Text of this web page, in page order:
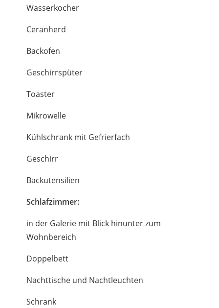
Wasserkocher
Ceranherd
Backofen
Geschirrspüter
Toaster
Mikrowelle
Kühlschrank mit Gefrierfach
Geschirr
Backutensilien
Schlafzimmer:
in der Galerie mit Blick hinunter zum
Wohnbereich
Doppelbett
Nachttische und Nachtleuchten
Schrank